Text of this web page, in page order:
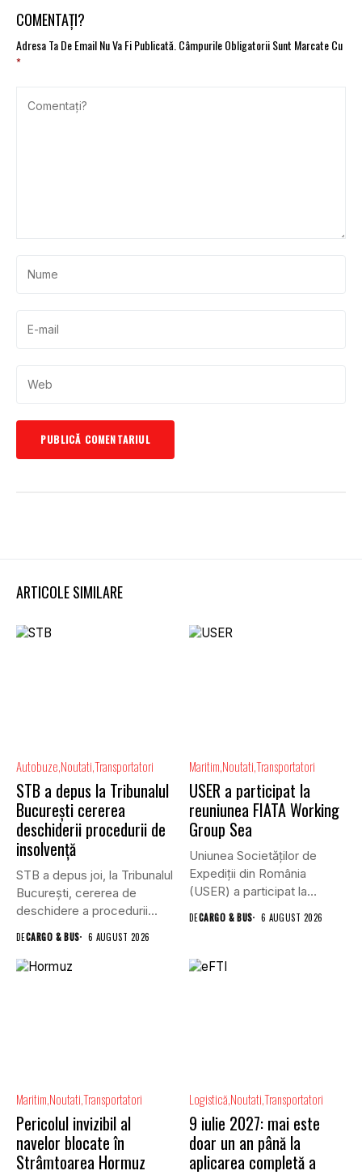
COMENTAȚI?
Adresa Ta De Email Nu Va Fi Publicată. Câmpurile Obligatorii Sunt Marcate Cu
*
ARTICOLE SIMILARE
Autobuze NoutatiTransportatori
STB a depus la Tribunalul
București cererea
deschiderii procedurii de
insolvență
STB a depus joi, la Tribunalul
Bucureşti, cererea de
deschidere a procedurii...
DECARGO & BUS 6 AUGUST 2026
Maritim NoutatiTransportatori
USER a participat la
reuniunea FIATA Working
Group Sea
Uniunea Societăților de
Expediții din România
(USER) a participat la
DECARGO & BUS 6 AUGUST 2026
Maritim NoutatiTransportatori
Pericolul invizibil al
navelor blocate în
Strâmtoarea Hormuz
Logistică NoutatiTransportatori
9 iulie 2027: mai este
doar un an până la
aplicarea completă a